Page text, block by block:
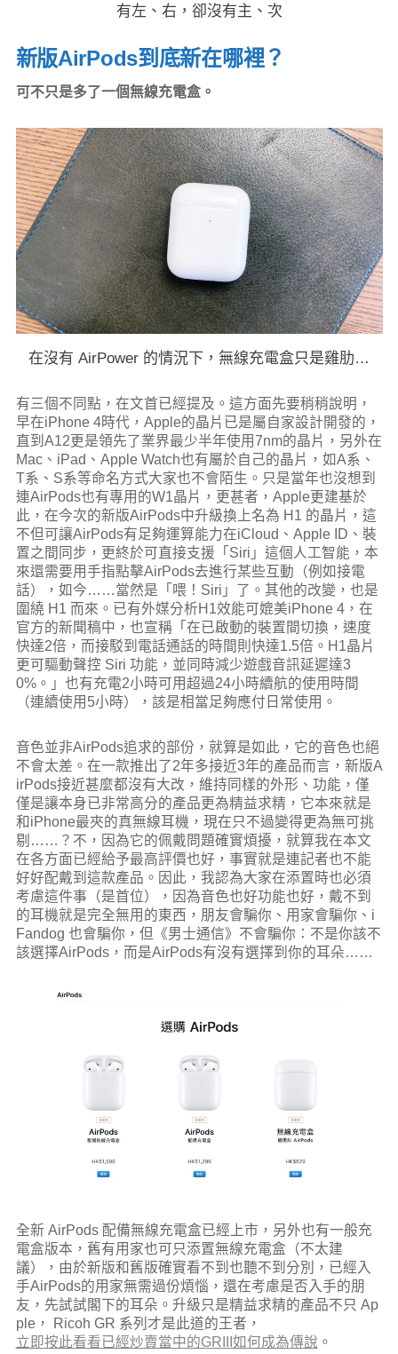
有左、右，卻沒有主、次
新版AirPods到底新在哪裡？
可不只是多了一個無線充電盒。
在沒有 AirPower 的情況下，無線充電盒只是雞肋…
有三個不同點，在文首已經提及。這方面先要稍稍說明，
早在iPhone 4時代，Apple的晶片已是屬自家設計開發的，
直到A12更是領先了業界最少半年使用7nm的晶片，另外在
Mac、iPad、Apple Watch也有屬於自己的晶片，如A系、
T系、S系等命名方式大家也不會陌生。只是當年也沒想到
連AirPods也有專用的W1晶片，更甚者，Apple更建基於
此，在今次的新版AirPods中升級換上名為 H1 的晶片，這
不但可讓AirPods有足夠運算能力在iCloud、Apple ID、裝
置之間同步，更終於可直接支援「Siri」這個人工智能，本
來還需要用手指點擊AirPods去進行某些互動（例如接電
話），如今……當然是「喂！Siri」了。其他的改變，也是
圍繞 H1 而來。已有外媒分析H1效能可媲美iPhone 4，在
官方的新聞稿中，也宣稱「在已啟動的裝置間切換，速度
快達2倍，而接駁到電話通話的時間則快達1.5倍。H1晶片
更可驅動聲控 Siri 功能，並同時減少遊戲音訊延遲達3
0%。」也有充電2小時可用超過24小時續航的使用時間
（連續使用5小時），該是相當足夠應付日常使用。
音色並非AirPods追求的部份，就算是如此，它的音色也絕
不會太差。在一款推出了2年多接近3年的產品而言，新版A
irPods接近甚麼都沒有大改，維持同樣的外形、功能，僅
僅是讓本身已非常高分的產品更為精益求精，它本來就是
和iPhone最夾的真無線耳機，現在只不過變得更為無可挑
剔……？不，因為它的佩戴問題確實煩擾，就算我在本文
在各方面已經給予最高評價也好，事實就是連記者也不能
好好配戴到這款產品。因此，我認為大家在添置時也必須
考慮這件事（是首位），因為音色也好功能也好，戴不到
的耳機就是完全無用的東西，朋友會騙你、用家會騙你、i
Fandog 也會騙你，但《男士通信》不會騙你：不是你該不
該選擇AirPods，而是AirPods有沒有選擇到你的耳朵……
全新 AirPods 配備無線充電盒已經上市，另外也有一般充
電盒版本，舊有用家也可只添置無線充電盒（不太建
議），由於新版和舊版確實看不到也聽不到分別，已經入
手AirPods的用家無需過份煩惱，還在考慮是否入手的朋
友，先試試閣下的耳朵。升級只是精益求精的產品不只 Ap
ple， Ricoh GR 系列才是此道的王者，
立即按此看看已經炒賣當中的GRIII如何成為傳說 。